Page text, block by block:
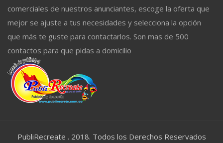
comerciales de nuestros anunciantes, escoge la oferta que
mejor se ajuste a tus necesidades y selecciona la opción
que más te guste para contactarlos. Son mas de 500
contactos para que pidas a domicilio
PubliRecreate . 2018. Todos los Derechos Reservados